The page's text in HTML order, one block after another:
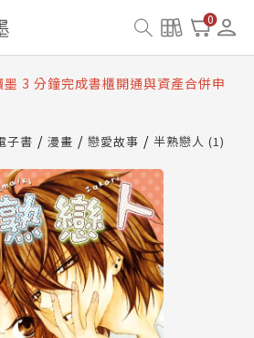
0
數位閱讀資產合併與書櫃開通申請
書櫃開通常見問題
墨 3 分鐘完成書櫃開通與資產合併申
墨數位閱讀資產合併與書櫃開通申請
子書 漫畫 戀愛故事 半熟戀人 (1)